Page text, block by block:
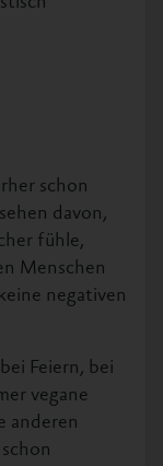
schon
davon,
fühle,
Menschen
negativen
Feiern, bei
vegane
anderen